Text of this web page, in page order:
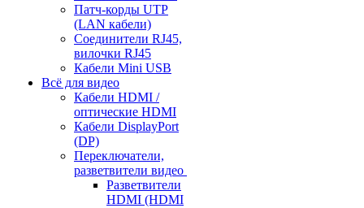
Патч-корды UTP
(LAN кабели)
Соединители RJ45,
вилочки RJ45
Кабели Mini USB
Всё для видео
Кабели HDMI /
оптические HDMI
Кабели DisplayPort
(DP)
Переключатели,
разветвители видео
Разветвители
HDMI (HDMI